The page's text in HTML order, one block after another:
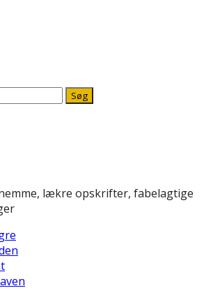
lækre opskrifter, fabelagtige